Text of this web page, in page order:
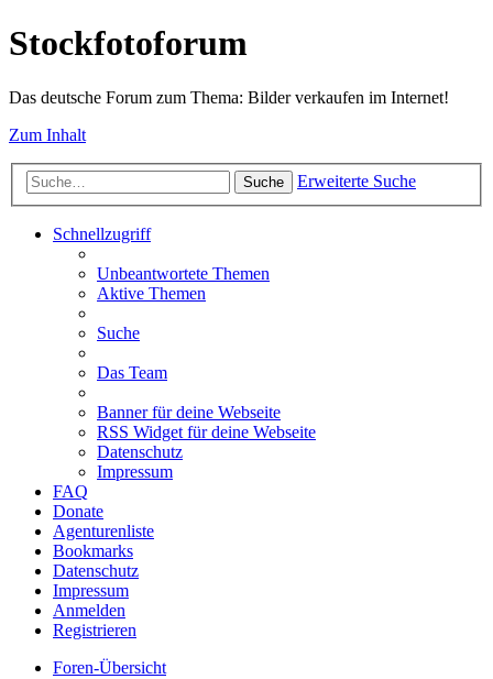
Stockfotoforum
Das deutsche Forum zum Thema: Bilder verkaufen im Internet!
Zum Inhalt
Suche Erweiterte Suche
Schnellzugriff
Unbeantwortete Themen
Aktive Themen
Suche
Das Team
Banner für deine Webseite
RSS Widget für deine Webseite
Datenschutz
Impressum
FAQ
Donate
Agenturenliste
Bookmarks
Datenschutz
Impressum
Anmelden
Registrieren
Foren-Übersicht